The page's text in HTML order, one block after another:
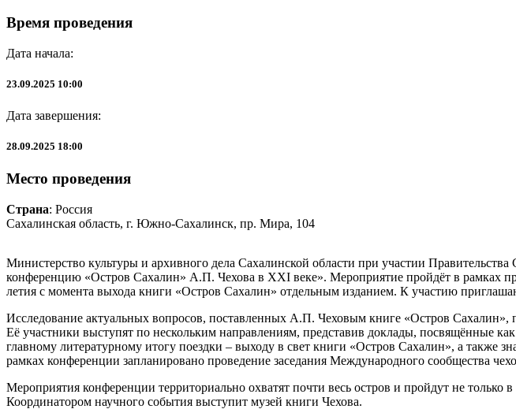
Время проведения
Дата начала:
23.09.2025 10:00
Дата завершения:
28.09.2025 18:00
Место проведения
Страна: Россия
Сахалинская область, г. Южно-Сахалинск, пр. Мира, 104
Министерство культуры и архивного дела Сахалинской области при участии Правительства
конференцию «Остров Сахалин» А.П. Чехова в ХXI веке». Мероприятие пройдёт в рамках
летия с момента выхода книги «Остров Сахалин» отдельным изданием. К участию
Исследование актуальных вопросов, поставленных А.П. Чеховым книге «Остров
Её участники выступят по нескольким направлениям, представив доклады, посвящённые
главному литературному итогу поездки – выходу в свет книги «Остров Сахалин», а также
рамках конференции запланировано проведение заседания Международного сообщества
Мероприятия конференции территориально охватят почти весь остров и пройдут не
Координатором научного события выступит музей книги Чехова.